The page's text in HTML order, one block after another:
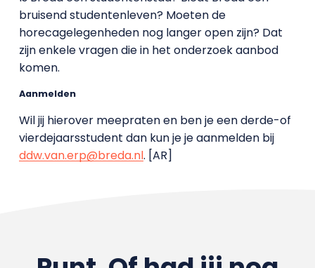
bruisend studentenleven? Moeten de
horecagelegenheden nog langer open zijn? Dat
zijn enkele vragen die in het onderzoek aanbod
komen.
Aanmelden
Wil jij hierover meepraten en ben je een derde-of
vierdejaarsstudent dan kun je je aanmelden bij
ddw.van.erp@breda.nl. [AR]